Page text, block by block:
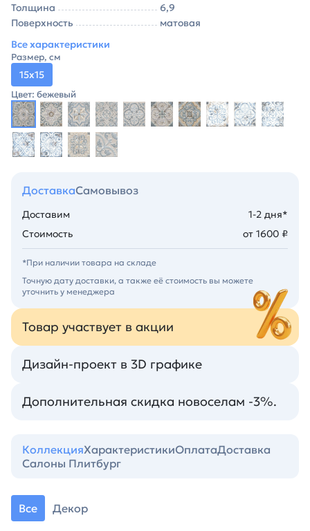
Толщина
6,9
Поверхность
матовая
Все характеристики
Размер, см
15х15
Цвет: бежевый
ДоставкаСамовывоз
Доставим
1-2 дня*
Стоимость
от 1600 ₽
*При наличии товара на складе
Точную дату доставки, а также её стоимость вы можете
уточнить у менеджера
Товар участвует в акции
Дизайн-проект в 3D графике
Дополнительная скидка новоселам -3%.
КоллекцияХарактеристикиОплатаДоставка
Салоны Плитбург
Все Декор